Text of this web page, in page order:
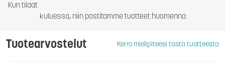
Kun tilaat
kuluessa, niin postitamme tuotteet huomenna
Tuotearvostelut Kerro mielipiteesi tästä tuotteesta